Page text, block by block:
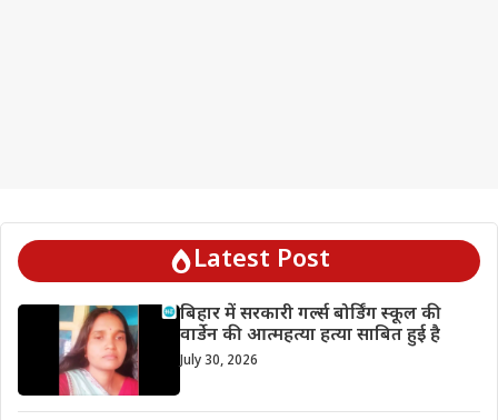
Latest Post
बिहार में सरकारी गर्ल्स बोर्डिंग स्कूल की
वार्डेन की आत्महत्या हत्या साबित हुई है
July 30, 2026